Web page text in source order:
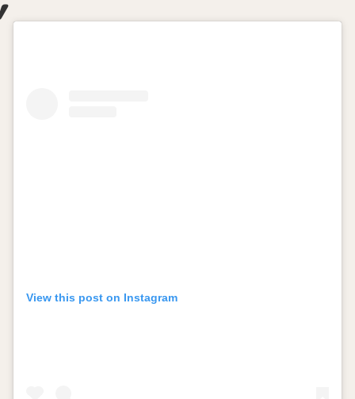
View this post on Instagram